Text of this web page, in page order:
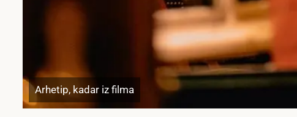
Arhetip, kadar iz filma